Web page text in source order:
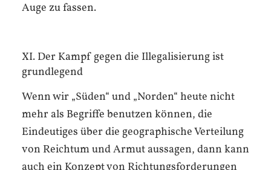
Auge zu fassen.
XI. Der Kampf gegen die Illegalisierung ist
grundlegend
Wenn wir „Süden“ und „Norden“ heute nicht
mehr als Begriffe benutzen können, die
Eindeutiges über die geographische Verteilung
von Reichtum und Armut aussagen, dann kann